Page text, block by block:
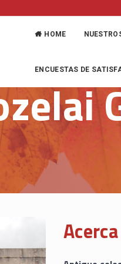
HOME
ENCUESTAS DE